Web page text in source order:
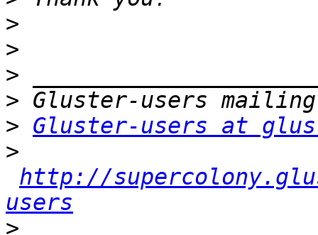
>
>
>
>
> Gluster-users at
>
http://
users
>